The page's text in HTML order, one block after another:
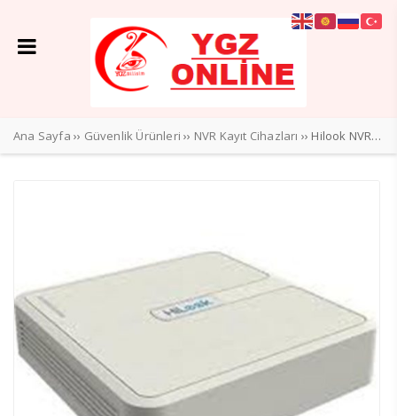
Ana Sayfa ›› Güvenlik Ürünleri ›› NVR Kayıt Cihazları ›› Hilook NVR-108H-D 8 Kanal Nvr Kayıt Cihazı